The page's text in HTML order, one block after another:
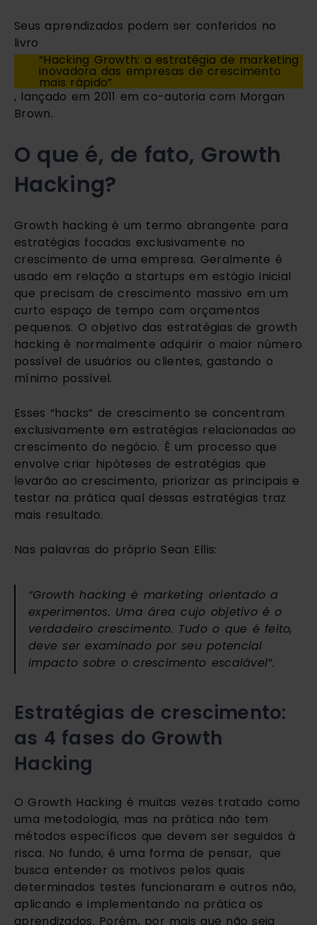
Seus aprendizados podem ser conferidos no
livro
“Hacking Growth: a estratégia de marketing
inovadora das empresas de crescimento
mais rápido”
, lançado em 2011 em co-autoria com Morgan
Brown.
O que é, de fato, Growth
Hacking?
Growth hacking é um termo abrangente para
estratégias focadas exclusivamente no
crescimento de uma empresa. Geralmente é
usado em relação a startups em estágio inicial
que precisam de crescimento massivo em um
curto espaço de tempo com orçamentos
pequenos. O objetivo das estratégias de growth
hacking é normalmente adquirir o maior número
possível de usuários ou clientes, gastando o
mínimo possível.
Esses “hacks” de crescimento se concentram
exclusivamente em estratégias relacionadas ao
crescimento do negócio. É um processo que
envolve criar hipóteses de estratégias que
levarão ao crescimento, priorizar as principais e
testar na prática qual dessas estratégias traz
mais resultado.
Nas palavras do próprio Sean Ellis:
“Growth hacking é marketing orientado a
experimentos. Uma área cujo objetivo é o
verdadeiro crescimento. Tudo o que é feito,
deve ser examinado por seu potencial
impacto sobre o crescimento escalável”.
Estratégias de crescimento:
as 4 fases do Growth
Hacking
O Growth Hacking é muitas vezes tratado como
uma metodologia, mas na prática não tem
métodos específicos que devem ser seguidos à
risca. No fundo, é uma forma de pensar,  que
busca entender os motivos pelos quais
determinados testes funcionaram e outros não,
aplicando e implementando na prática os
aprendizados. Porém, por mais que não seja